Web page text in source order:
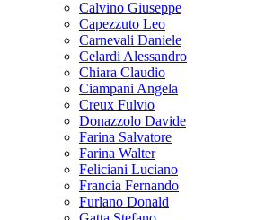
Calvino Giuseppe
Capezzuto Leo
Carnevali Daniele
Celardi Alessandro
Chiara Claudio
Ciampani Angela
Creux Fulvio
Donazzolo Davide
Farina Salvatore
Farina Walter
Feliciani Luciano
Francia Fernando
Furlano Donald